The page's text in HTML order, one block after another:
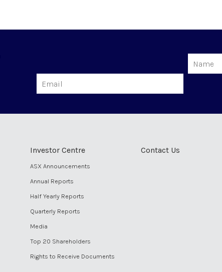
Investor Centre
ASX Announcements
Annual Reports
Half Yearly Reports
Quarterly Reports
Media
Top 20 Shareholders
Rights to Receive Documents
Contact Us